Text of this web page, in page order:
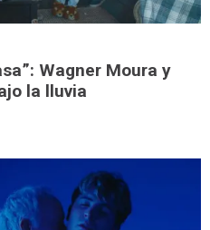
Wagner Moura y
la lluvia